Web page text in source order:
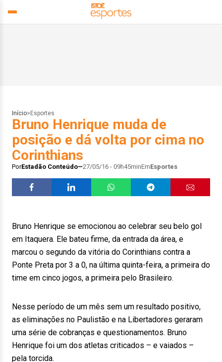
Início> Esportes
Bruno Henrique muda de
posição e dá volta por cima no
Corinthians
PorEstadão Conteúdo 27/05/16 - 09h45minEmEsportes
Bruno Henrique se emocionou ao celebrar seu belo gol
em Itaquera. Ele bateu firme, da entrada da área, e
marcou o segundo da vitória do Corinthians contra a
Ponte Preta por 3 a 0, na última quinta-feira, a primeira do
time em cinco jogos, a primeira pelo Brasileiro.
Nesse período de um mês sem um resultado positivo,
as eliminações no Paulistão e na Libertadores geraram
uma série de cobranças e questionamentos. Bruno
Henrique foi um dos atletas criticados – e vaiados –
pela torcida.